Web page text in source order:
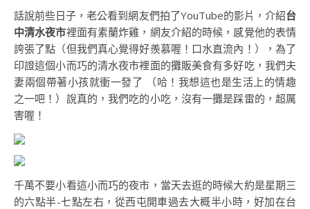
話說前些日子，老公看到網友們拍了YouTube的影片，介紹台
中清水夜市裡面有素蘭炸雞，網友介紹的時候，感覺他的表情
誇張了點（但我們真心覺得好羨慕喔！口水直流內！），為了
印證這個小而巧的清水夜市裡面的攤販美食有多好吃，我們夫
妻兩個帶著小孩就衝一發了 （哈！我想這也是生活上的情趣
之一吧！）說真的，我們吃的小吃，沒有一攤是踩雷的，超厲
害喔！
千萬不要小看這小而巧的夜市，當天去逛的時候大約是星期三
的六點半-七點左右，從西屯開車過去大概半小時，好加在台